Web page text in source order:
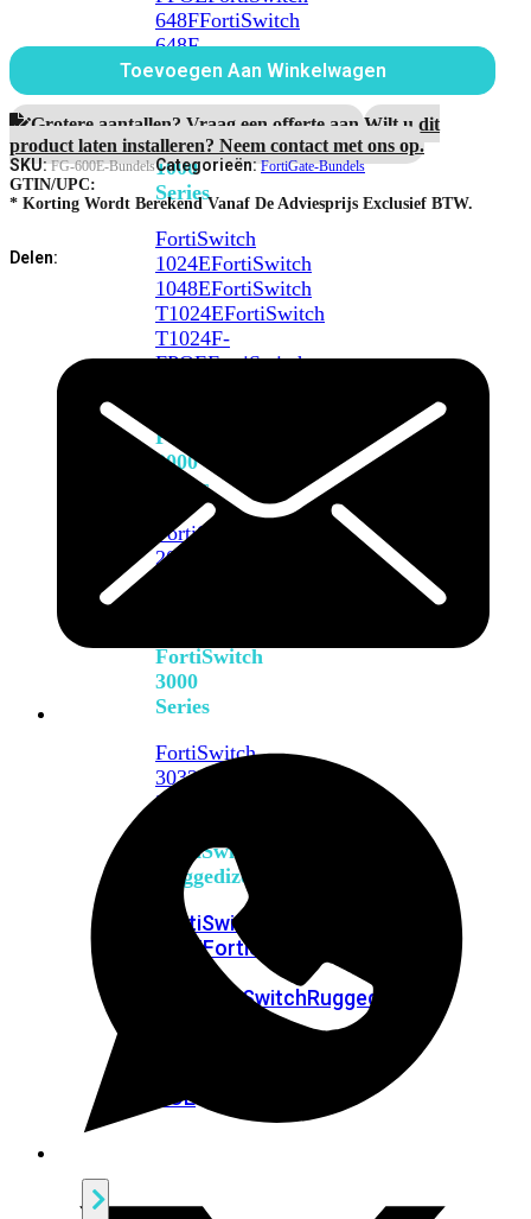
648FFortiSwitch
648F-
FPOE
FortiSwitch
1000
Series
FortiSwitch
1024EFortiSwitch
1048EFortiSwitch
T1024EFortiSwitch
T1024F-
FPOEFortiSwitch
FortiSwitch
2000
Series
FortiSwitch
2048F
FortiSwitch
3000
Series
FortiSwitch
3032E
3032G
FortiSwitch
Ruggedized
FortiSwitchRugged
108FFortiSwitchRugged
FortiSwitchRugged
POE
Toevoegen Aan Winkelwagen
Grotere aantallen? Vraag een offerte aan.Wilt u dit
product laten installeren? Neem contact met ons op.
SKU:FG-600E-BundelsCategorieën:FortiGate-Bundels
GTIN/UPC:
* Korting Wordt Berekend Vanaf De Adviesprijs Exclusief BTW.
Delen: